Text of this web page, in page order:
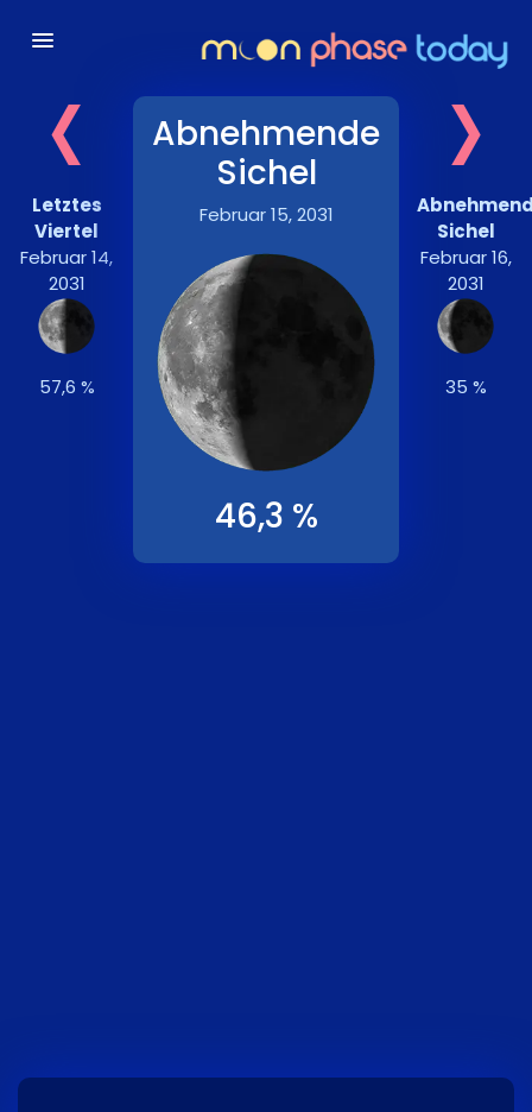
‹
Letztes
Viertel
Februar 14,
2031
57,6 %
Abnehmende
Sichel
Februar 15, 2031
46,3 %
›
Sichel
Februar 16,
2031
35 %